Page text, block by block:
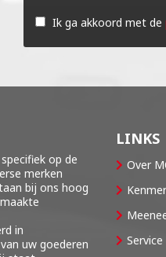
dit
veld
Ik ga akkoord met de
op de
merken
bij ons hoog
in
uw goederen
LINKS
Over
Service